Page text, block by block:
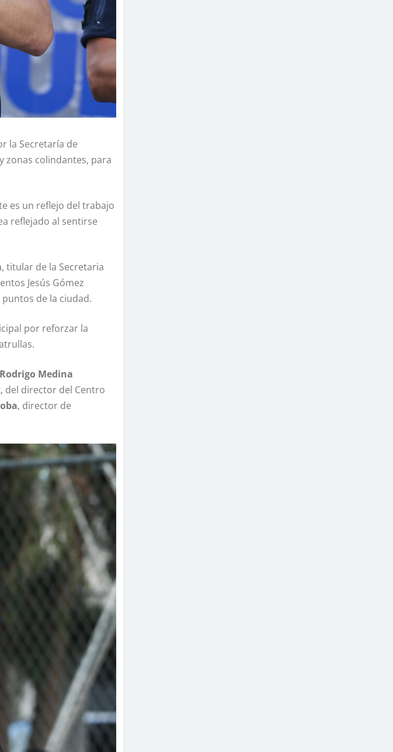
la Secretaría de
zonas colindantes, para
es un reflejo del trabajo
reflejado al sentirse
, titular de la Secretaria
Jesús Gómez
de la ciudad.
por reforzar la
Rodrigo Medina
, del director del Centro
, director de